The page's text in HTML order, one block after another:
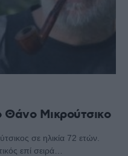
Θάνο Μικρούτσικο
σε ηλικία 72 ετών.
επί σειρά…